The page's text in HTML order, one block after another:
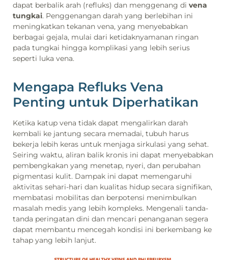
dapat berbalik arah (refluks) dan menggenang di vena
tungkai. Penggenangan darah yang berlebihan ini
meningkatkan tekanan vena, yang menyebabkan
berbagai gejala, mulai dari ketidaknyamanan ringan
pada tungkai hingga komplikasi yang lebih serius
seperti luka vena.
Mengapa Refluks Vena
Penting untuk Diperhatikan
Ketika katup vena tidak dapat mengalirkan darah
kembali ke jantung secara memadai, tubuh harus
bekerja lebih keras untuk menjaga sirkulasi yang sehat.
Seiring waktu, aliran balik kronis ini dapat menyebabkan
pembengkakan yang menetap, nyeri, dan perubahan
pigmentasi kulit. Dampak ini dapat memengaruhi
aktivitas sehari-hari dan kualitas hidup secara signifikan,
membatasi mobilitas dan berpotensi menimbulkan
masalah medis yang lebih kompleks. Mengenali tanda-
tanda peringatan dini dan mencari penanganan segera
dapat membantu mencegah kondisi ini berkembang ke
tahap yang lebih lanjut.